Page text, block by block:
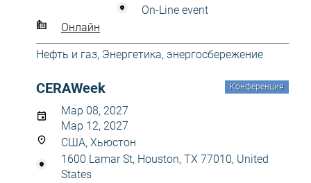
On-Line event
Онлайн
Нефть и газ, Энергетика, энергосбережение
Конференция
CERAWeek
Мар 08, 2027
Мар 12, 2027
США, Хьюстон
1600 Lamar St, Houston, TX 77010, United
States